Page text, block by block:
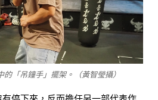
「吊鐘手」擺架。（黃智瑩攝）